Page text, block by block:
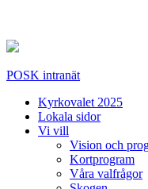
POSK intranät
Kyrkovalet 2025
Lokala sidor
Vi vill
Vision och
Kortprogram
Våra valfrågor